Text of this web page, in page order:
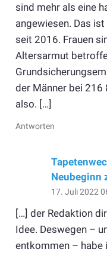
sind mehr als eine
angewiesen. Das
seit 2016. Frauen
Altersarmut
der Männer bei
also. […]
Antworten
Neubeginn
17. Juli 2022
[…] der Redaktion
Idee. Deswegen –
entkommen – habe